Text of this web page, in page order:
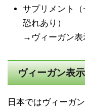
サプリメント
恐れあり）
→ヴィーガン表
ヴィーガン表
日本ではヴィーガ